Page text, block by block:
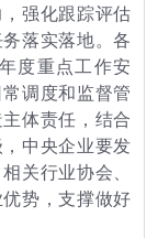
强化跟踪评估
落实落地。各
度重点工作安
调度和监督管
体责任，结合
中央企业要发
关行业协会、
势，支撑做好